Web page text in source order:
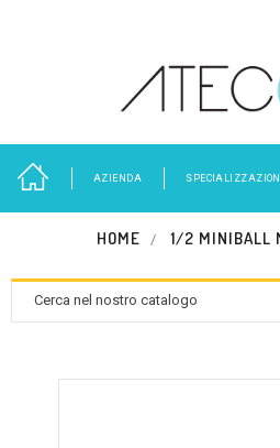
AZIENDA SPECIALIZZAZIONI
HOME 1/2 MINIBALL